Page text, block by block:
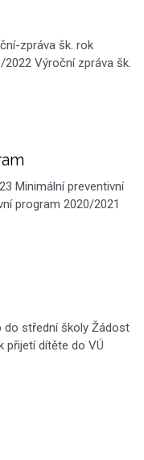
zpráva šk. rok
Výroční zpráva šk.
Minimální preventivní
program 2020/2021
střední školy Žádost
přijetí dítěte do VÚ